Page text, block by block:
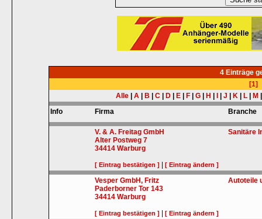
4 Einträge
[1]
Alle
A B C D E F G H J K L M
Info
Firma Branche
V. & A. Freitag GmbH
Alter Postweg 7
34414 Warburg
[ Eintrag bestätigen ] |[ Eintrag ändern ]
Sanitäre
Vesper GmbH, Fritz
Paderborner Tor 143
34414 Warburg
[ Eintrag bestätigen ] |[ Eintrag ändern ]
Autoteile